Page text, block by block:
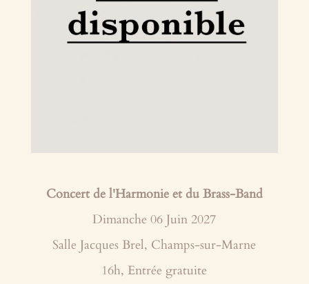
Concert de l'Harmonie et du Brass-Band
Dimanche 06 Juin 2027
Salle Jacques Brel, Champs-sur-Marne
16h, Entrée gratuite